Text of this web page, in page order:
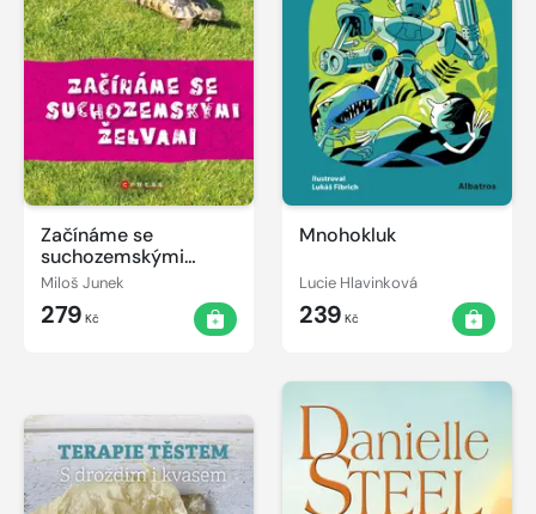
Začínáme se
suchozemskými
želvami
Miloš Junek
279 Kč
Mnohokluk
Lucie Hlavinková
239 Kč